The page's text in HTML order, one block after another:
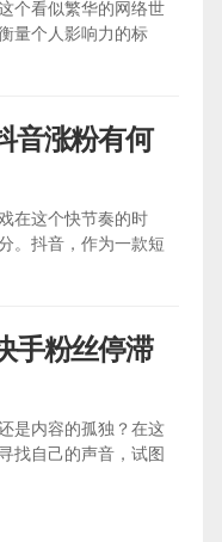
个看似繁华的网络世
量个人影响力的标
音涨粉有何
在这个快节奏的时
。抖音，作为一款短
手粉丝停滞
是内容的孤独？在这
找自己的声音，试图